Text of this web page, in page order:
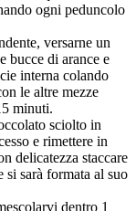
ogni peduncolo
versarne un
bucce di arance e
interna colando
le altre mezze
minuti.
sciolto in
e rimettere in
delicatezza staccare
sarà formata al suo
dentro 1